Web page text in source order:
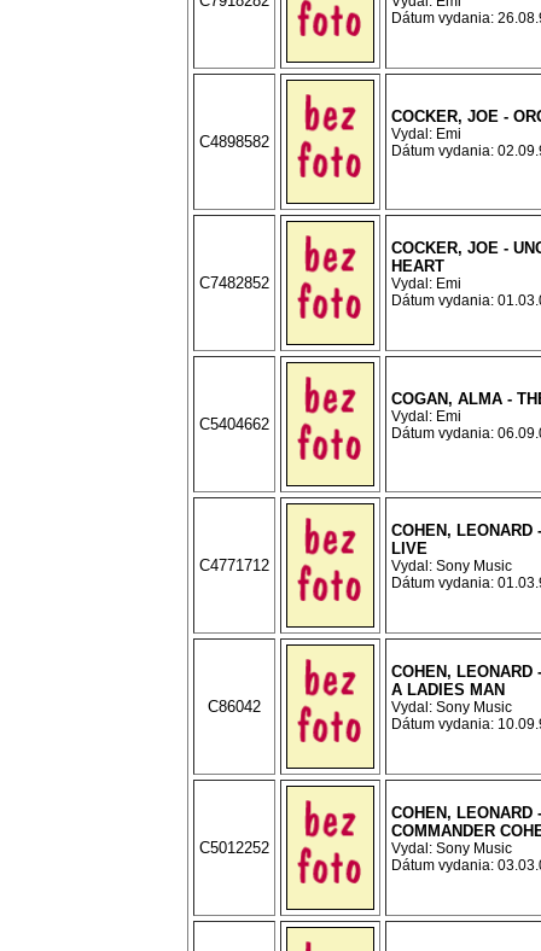
Dátum vydania:
C4898582
COCKER, JOE -
Vydal: Emi
Dátum vydania:
C7482852
COCKER, JOE -
HEART
Vydal: Emi
Dátum vydania:
C5404662
COGAN, ALMA -
Vydal: Emi
Dátum vydania:
C4771712
COHEN, LEONARD
LIVE
Vydal: Sony Music
Dátum vydania:
C86042
COHEN, LEONARD
A LADIES MAN
Vydal: Sony Music
Dátum vydania:
C5012252
COHEN, LEONARD
COMMANDER
Vydal: Sony Music
Dátum vydania: